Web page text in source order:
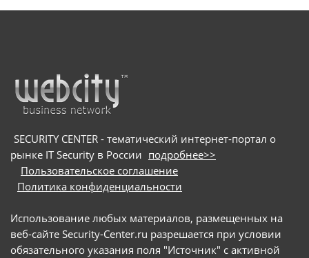
SECURITY CENTER - тематический интернет-портал о
рынке IT Security в России подробнее>>
Пользовательское соглашение
Политика конфиденциальности
Использование любых материалов, размещенных на
веб-сайте Security-Center.ru разрешается при условии
обязательного указания поля "Источник" с активной